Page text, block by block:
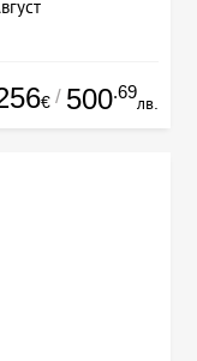
€ / 500.69
лв.